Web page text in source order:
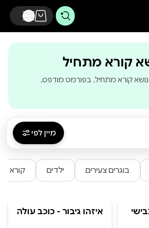
קורא מתחיל
קורא מתחיל, בפורמט מודפס,
מיין לפי
בוגרים צעירים ילדים קורא
איזהו גיבור - כוכב עולה